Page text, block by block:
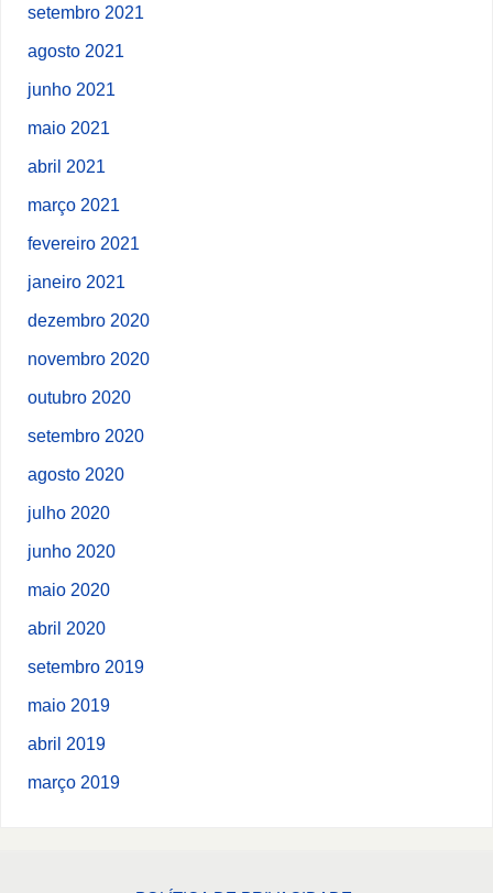
setembro 2021
agosto 2021
junho 2021
maio 2021
abril 2021
março 2021
fevereiro 2021
janeiro 2021
dezembro 2020
novembro 2020
outubro 2020
setembro 2020
agosto 2020
julho 2020
junho 2020
maio 2020
abril 2020
setembro 2019
maio 2019
abril 2019
março 2019